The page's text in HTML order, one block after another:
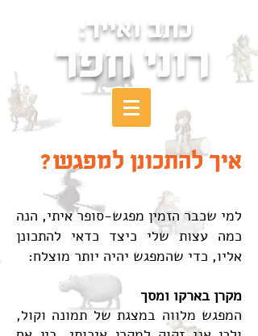
כתב ואייר:
רוני חפר
איך להתכונן למפגש?
למי שכבר הזמין מפגש-סופר איתי, הנה
כמה עצות שלי כיצד כדאי להתכונן
אליו, כדי שהמפגש יהיה יותר מוצלח:
מקרן בארקו ומסך
המפגש מלווה במצגת של תמונה וקול,